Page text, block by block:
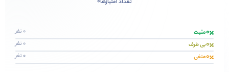
تعداد امتیازها
0مثبت 0 نفر
0بی طرف 0 نفر
0منفی 0 نفر